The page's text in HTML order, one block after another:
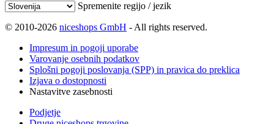
Spremenite regijo / jezik
© 2010-2026 niceshops GmbH - All rights reserved.
Impresum in pogoji uporabe
Varovanje osebnih podatkov
Splošni pogoji poslovanja (SPP) in pravica do preklica
Izjava o dostopnosti
Nastavitve zasebnosti
Podjetje